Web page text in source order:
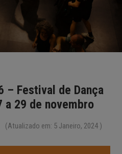
– Festival de Dança
a 29 de novembro
(Atualizado em: 5 Janeiro, 2024 )